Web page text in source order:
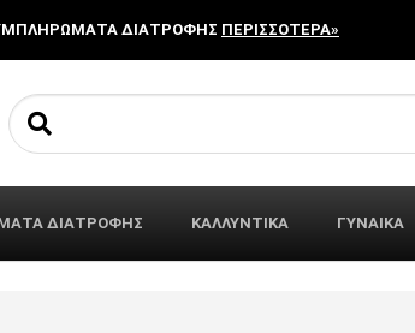
ΔΙΑΤΡΟΦΗΣ ΠΕΡΙΣΣΟΤΕΡΑ»
Search for:
ΔΙΑΤΡΟΦΗΣ ΚΑΛΛΥΝΤΙΚΑ ΓΥΝΑΙΚΑ